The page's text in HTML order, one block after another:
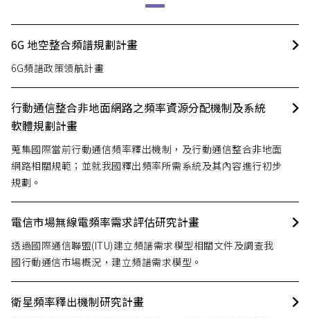
6G 地空整合頻譜規劃計畫
6G頻譜政策領航計畫
行動通信整合非地面網路之頻率資源分配機制及系統
軟體規劃計畫
蒐集國際當前行動通信頻率釋出機制，及行動通信整合非地面
網路相關規範；並就我國釋出頻率所需系統及其內容進行初步
規劃。
電信市場無線電頻率需求評估研究計畫
透過國際通信聯盟(ITU)建立頻譜需求模型相關文件及調查我
國行動通信市場概況，建立頻譜需求模型。
衛星頻率釋出機制研究計畫